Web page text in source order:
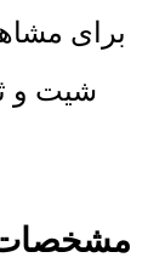
برای
شیت و